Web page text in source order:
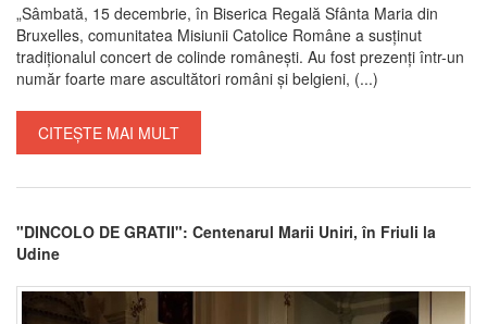
„Sâmbată, 15 decembrie, în Biserica Regală Sfânta Maria din
Bruxelles, comunitatea Misiunii Catolice Române a susținut
tradiționalul concert de colinde românești. Au fost prezenți într-un
număr foarte mare ascultători români și belgieni, (...)
CITEȘTE MAI MULT
"DINCOLO DE GRATII": Centenarul Marii Uniri, în Friuli la
Udine